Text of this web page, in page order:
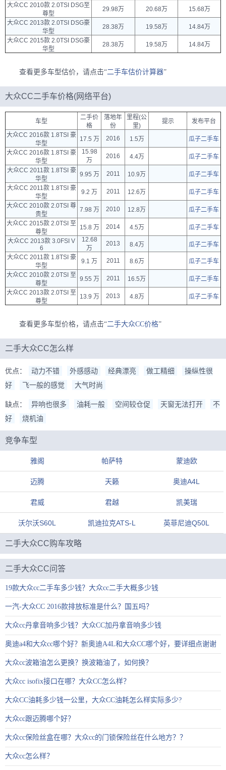
大众CC 2010款 2.0TSI DSG至
尊型
29.98万 20.68万
15.68万
大众CC 2013款 2.0TSI DSG豪
华型
28.38万 19.58万
14.84万
大众CC 2015款 2.0TSI DSG豪
华型
28.38万 19.58万 14.84万
查看更多车型估价，请点击“二手车估价计算器”
大众CC二手车价格(网络平台)
车型
二手价
格
落地年
份
里程(公
里)
提示
发布平台
大众CC 2016款 1.8TSI 豪
华型
17.5 万 2016 1.5万
瓜子二手车
大众CC 2016款 1.8TSI 豪
华型
15.98
万
2016 4.4万
瓜子二手车
大众CC 2011款 1.8TSI 豪
华型
9.95 万 2011 10.9万
瓜子二手车
大众CC 2011款 1.8TSI 豪
华型
9.2 万 2011 12.6万
瓜子二手车
大众CC 2010款 2.0TSI 尊
贵型
7.98 万 2010 12.8万
瓜子二手车
大众CC 2015款 2.0TSI 至
尊型
15.8 万 2014 4.5万
瓜子二手车
大众CC 2013款 3.0FSI V
6
12.68
万
2013 8.4万
瓜子二手车
大众CC 2011款 1.8TSI 豪
华型
9.1 万 2011 8.6万
瓜子二手车
大众CC 2010款 2.0TSI 至
尊型
9.55 万 2011 16.5万
瓜子二手车
大众CC 2013款 2.0TSI 至
尊型
13.9 万 2013 4.8万 瓜子二手车
查看更多车型价格，请点击“二手大众CC价格”
二手大众CC怎么样
优点： 动力不错 外感感动 经典漂亮 做工精细
操纵性很
好
飞一般的感觉 大气时尚
缺点： 异响也很多 油耗一般 空间较仓促 天窗无法打开
不
好
烧机油
竞争车型
雅阁 帕萨特 蒙迪欧
迈腾 天籁 奥迪A4L
君威 君越 凯美瑞
沃尔沃S60L 凯迪拉克ATS-L 英菲尼迪Q50L
二手大众CC购车攻略
二手大众CC问答
19款大众cc二手车多少钱？大众cc二手大概多少钱
一汽-大众CC 2016款排放标准是什么？国五吗？
大众cc丹拿音响多少钱？大众CC加丹拿音响多少钱
奥迪a4和大众cc哪个好？新奥迪A4L和大众CC哪个好，要详细点谢谢
大众cc波箱油怎么更换？换波箱油了，如何换？
大众cc isofix接口在哪？大众CC怎么样？
大众CC油耗多少钱一公里，大众CC油耗怎么样实际多少?
大众cc跟迈腾哪个好？
大众cc保险丝盒在哪？大众cc的门锁保险丝在什么地方？？
大众cc怎么样？